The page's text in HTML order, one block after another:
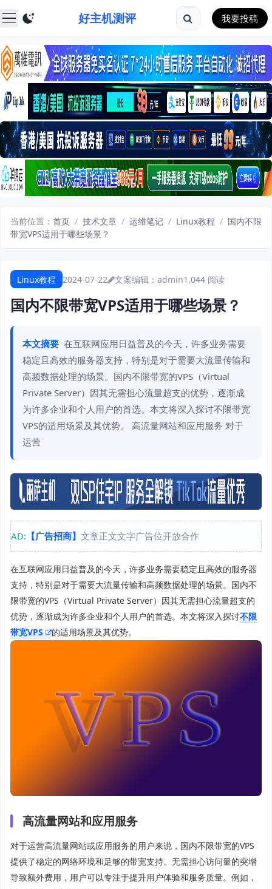
好主机测评 我要投稿
当前位置： 首页 / 技术文章 / 运维笔记 / Linux教程 / 国内不限
带宽VPS适用于哪些场景？
Linux教程 2024-07-22 文案编辑：admin1,044 阅读
国内不限带宽VPS适用于哪些场景？
本文摘要 在互联网应用日益普及的今天，许多业务需要
稳定且高效的服务器支持，特别是对于需要大流量传输和
高频数据处理的场景。国内不限带宽的VPS（Virtual
Private Server）因其无需担心流量超支的优势，逐渐成
为许多企业和个人用户的首选。本文将深入探讨不限带宽
VPS的适用场景及其优势。 高流量网站和应用服务 对于
运营
AD: 【广告招商】 文章正文文字广告位开放合作
在互联网应用日益普及的今天，许多业务需要稳定且高效的服务器
支持，特别是对于需要大流量传输和高频数据处理的场景。国内不
限带宽的VPS（Virtual Private Server）因其无需担心流量超支的
优势，逐渐成为许多企业和个人用户的首选。本文将深入探讨不限
带宽VPS
的适用场景及其优势。
高流量网站和应用服务
对于运营高流量网站或应用服务的用户来说，国内不限带宽的VPS
提供了稳定的网络环境和足够的带宽支持。无需担心访问量的突增
导致额外费用，用户可以专注于提升用户体验和服务质量。例如，